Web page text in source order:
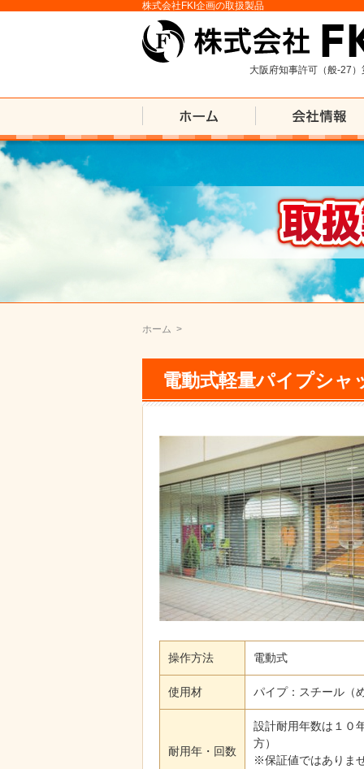
株式会社FKI企画の取扱製品
大阪府知事許可（般-27
ホーム >
電動式軽量パイプシャ
操作方法 電動式
使用材 パイプ：スチール（
耐用年・回数
設計耐用年数は１０
方）
※保証値ではありま